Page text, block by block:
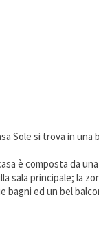
Sole si trova in
è composta da
sala principale; la
bagni ed un bel